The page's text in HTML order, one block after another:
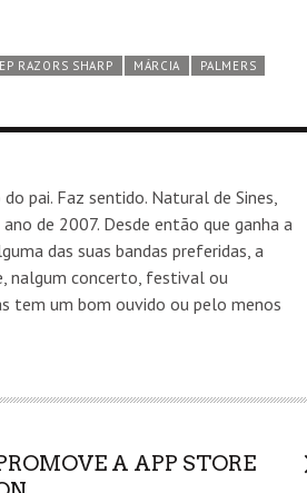
RAZORS SHARP MÁRCIA
PALMERS
pai. Faz sentido. Natural de Sines,
de 2007. Desde então que ganha a
das suas bandas preferidas, a
nalgum concerto, festival ou
tem um bom ouvido ou pelo menos
A APP STORE